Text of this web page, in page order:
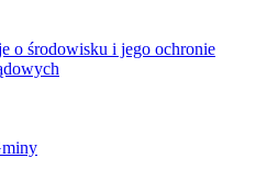
o środowisku i jego ochronie